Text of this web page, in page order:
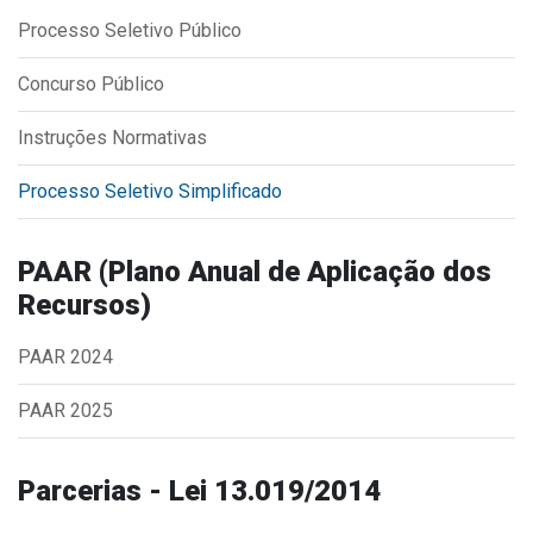
Dispensas e Inexigibilidades
Chamamentos Públicos
Leis, Decretos e Portarias
Transparência
Portal da Transparência
Outros
Processo Seletivo Público
Concurso Público
Instruções Normativas
Processo Seletivo Simplificado
PAAR (Plano Anual de Aplicação dos
Recursos)
PAAR 2024
PAAR 2025
Parcerias - Lei 13.019/2014